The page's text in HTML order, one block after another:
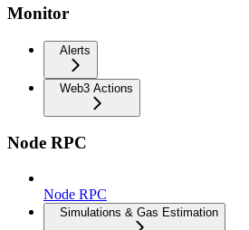
Monitor
Alerts
Web3 Actions
Node RPC
Node RPC
Simulations & Gas Estimation